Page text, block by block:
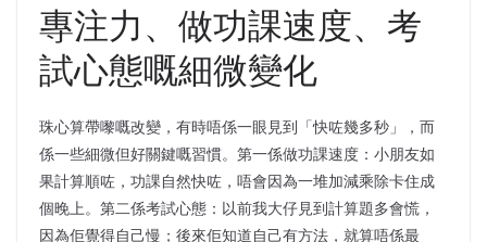
專注力、做功課速度、考
試心態嘅細微變化
珠心算帶嚟嘅改變，有時唔係一眼見到「快咗幾多秒」，而
係一些細微但好關鍵嘅習慣。第一係做功課速度：小朋友如
果計算順咗，功課自然快咗，唔會因為一堆加減乘除卡住成
個晚上。第二係考試心態：以前我大仔見到計算題多會慌，
因為佢覺得自己慢；後來佢知道自己有方法，就算唔係最